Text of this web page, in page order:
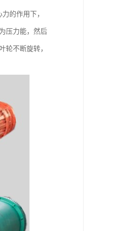
的作用下，
压力能，然后
轮不断旋转，